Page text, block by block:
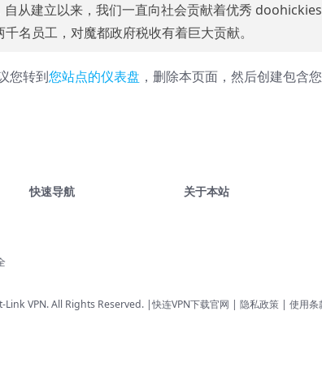
从建立以来，我们一直向社会贡献着优秀
名员工，对魔都政府税收有着巨大贡献。
您转到您站点的仪表盘 ，删除本页面，然后创建包含
快速导航 关于本站
Link VPN. All Rights Reserved. |快连VPN下载官网 | 隐私政策 | 使用条